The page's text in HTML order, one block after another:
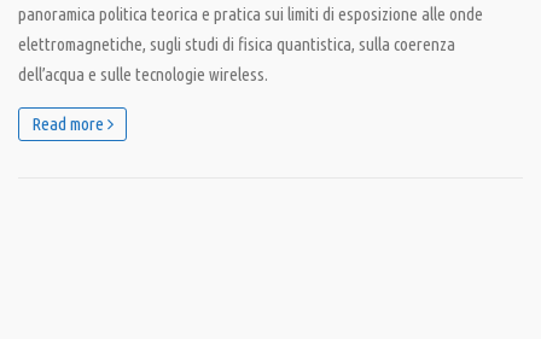
panoramica politica teorica e pratica sui limiti di esposizione alle onde
elettromagnetiche, sugli studi di fisica quantistica, sulla coerenza
dell’acqua e sulle tecnologie wireless.
Read more